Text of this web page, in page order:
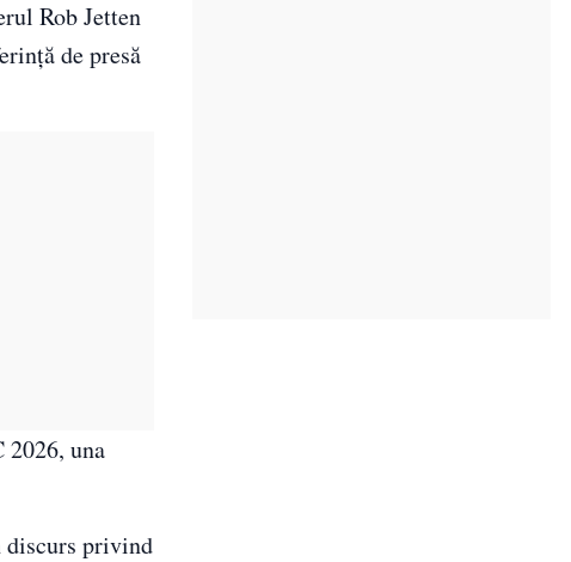
Rob Jetten
de presă
2026, una
discurs privind